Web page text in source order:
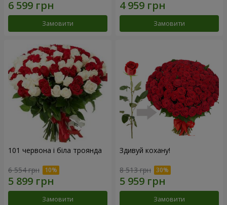
Замовити Замовити
101 червона і біла троянда
6 554 грн
Замовити
Здивуй кохану!
8 513 грн
Замовити